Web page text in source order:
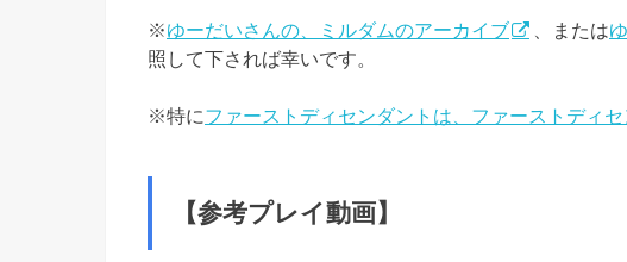
※ゆーだいさんの、ミルダムのアーカイブ 、または
照して下されば幸いです。
※特にファーストディセンダントは、ファーストディ
【参考プレイ動画】